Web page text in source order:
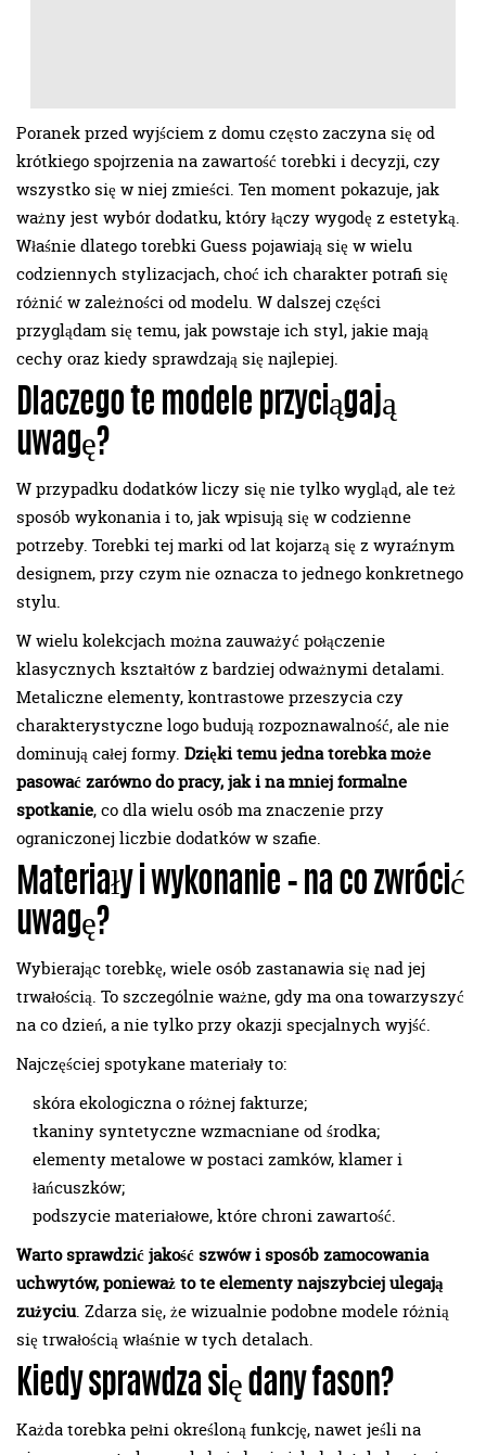
Poranek przed wyjściem z domu często zaczyna się od
krótkiego spojrzenia na zawartość torebki i decyzji, czy
wszystko się w niej zmieści. Ten moment pokazuje, jak
ważny jest wybór dodatku, który łączy wygodę z estetyką.
Właśnie dlatego torebki Guess pojawiają się w wielu
codziennych stylizacjach, choć ich charakter potrafi się
różnić w zależności od modelu. W dalszej części
przyglądam się temu, jak powstaje ich styl, jakie mają
cechy oraz kiedy sprawdzają się najlepiej.
Dlaczego te modele przyciągają
uwagę?
W przypadku dodatków liczy się nie tylko wygląd, ale też
sposób wykonania i to, jak wpisują się w codzienne
potrzeby. Torebki tej marki od lat kojarzą się z wyraźnym
designem, przy czym nie oznacza to jednego konkretnego
stylu.
W wielu kolekcjach można zauważyć połączenie
klasycznych kształtów z bardziej odważnymi detalami.
Metaliczne elementy, kontrastowe przeszycia czy
charakterystyczne logo budują rozpoznawalność, ale nie
dominują całej formy. Dzięki temu jedna torebka może
pasować zarówno do pracy, jak i na mniej formalne
spotkanie, co dla wielu osób ma znaczenie przy
ograniczonej liczbie dodatków w szafie.
Materiały i wykonanie – na co zwrócić
uwagę?
Wybierając torebkę, wiele osób zastanawia się nad jej
trwałością. To szczególnie ważne, gdy ma ona towarzyszyć
na co dzień, a nie tylko przy okazji specjalnych wyjść.
Najczęściej spotykane materiały to:
skóra ekologiczna o różnej fakturze;
tkaniny syntetyczne wzmacniane od środka;
elementy metalowe w postaci zamków, klamer i
łańcuszków;
podszycie materiałowe, które chroni zawartość.
Warto sprawdzić jakość szwów i sposób zamocowania
uchwytów, ponieważ to te elementy najszybciej ulegają
zużyciu. Zdarza się, że wizualnie podobne modele różnią
się trwałością właśnie w tych detalach.
Kiedy sprawdza się dany fason?
Każda torebka pełni określoną funkcję, nawet jeśli na